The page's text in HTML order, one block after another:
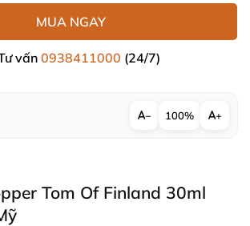
MUA NGAY
vấn0938411000 (24/7)
− 100% +
Tom Of Finland 30ml